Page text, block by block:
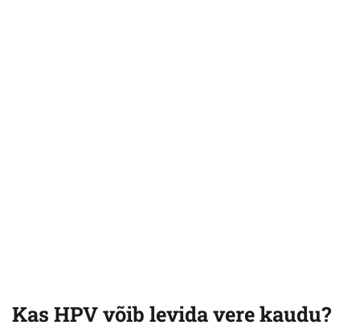
Kas HPV võib levida vere kaudu?